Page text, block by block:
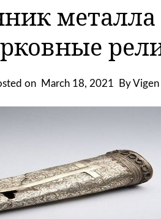
металла
on March 18, 2021 By